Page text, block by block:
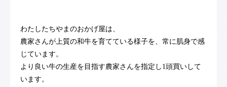
わたしたちやまのおかげ屋は、
農家さんが上質の和牛を育てている様子を、常に肌身で感
じています。
より良い牛の生産を目指す農家さんを指定し1頭買いして
います。